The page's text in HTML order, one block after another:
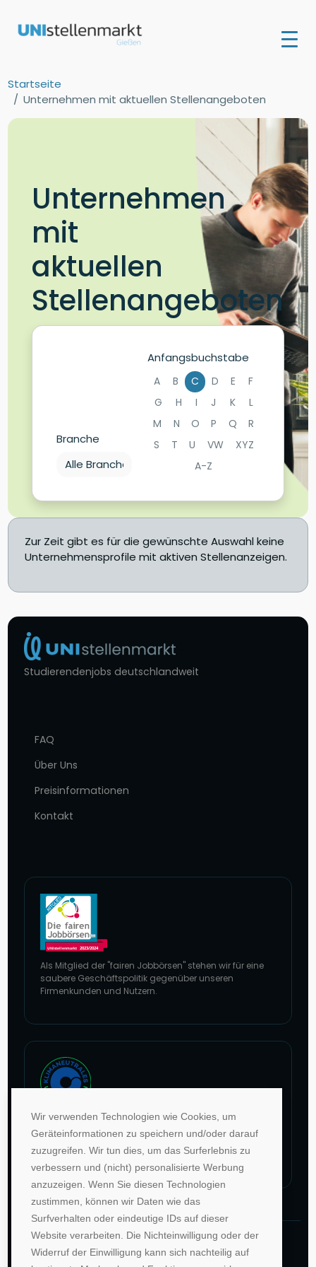
Wir verwenden Technologien wie Cookies, um
Geräteinformationen zu speichern und/oder darauf
zuzugreifen. Wir tun dies, um das Surferlebnis zu
verbessern und (nicht) personalisierte Werbung
anzuzeigen. Wenn Sie diesen Technologien
zustimmen, können wir Daten wie das
Surfverhalten oder eindeutige IDs auf dieser
Website verarbeiten. Die Nichteinwilligung oder der
Widerruf der Einwilligung kann sich nachteilig auf
Startseite
Unternehmen mit aktuellen Stellenangeboten
Unternehmen
mit
aktuellen
Stellenangeboten
Branche
Anfangsbuchstabe
A B C D E
F
G
H I J K
L
M
N O P Q
R
S
T U VW
XYZ
A-Z
Zur Zeit gibt es für die gewünschte Auswahl keine
Unternehmensprofile mit aktiven Stellenanzeigen.
Studierendenjobs deutschlandweit
FAQ
Über Uns
Preisinformationen
Kontakt
Als Mitglied der "fairen Jobbörsen" stehen wir für eine
saubere Geschäftspolitik gegenüber unseren
Firmenkunden und Nutzern.
Im Rahmen unseres Engagements in der Allianz für
Klima und Entwicklung gleichen wir unsere CO2-
Emissionen durch weltweite Projekte aus.
Zur Website von Climate Extender: Klimaneutrales Unternehmen
©1996-2026 Deutsche Hochschulwerbung und -
vertriebs GmbH. Alle Rechte vorbehalten.